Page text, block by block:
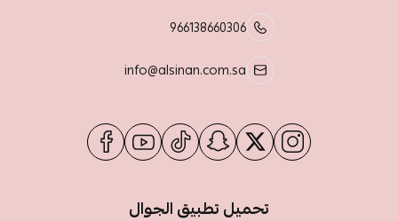
966138660306
info@alsinan.com.sa
تحميل تطبيق الجوال